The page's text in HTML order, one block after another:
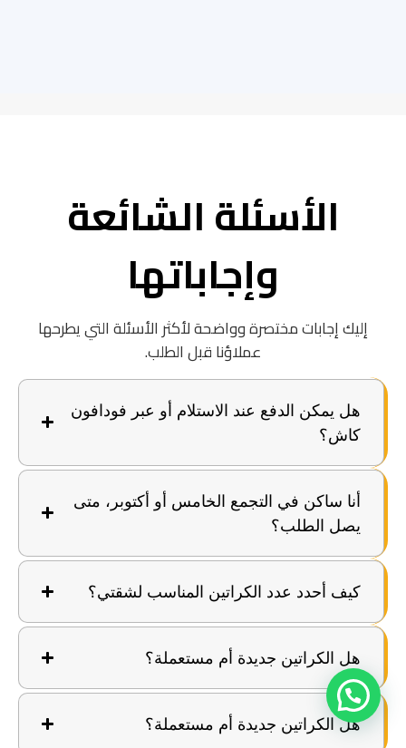
الأسئلة الشائعة
وإجاباتها
إليك إجابات مختصرة وواضحة لأكثر الأسئلة التي يطرحها
عملاؤنا قبل الطلب.
هل يمكن الدفع عند الاستلام أو عبر فودافون
كاش؟
أنا ساكن في التجمع الخامس أو أكتوبر، متى
يصل الطلب؟
كيف أحدد عدد الكراتين المناسب لشقتي؟
هل الكراتين جديدة أم مستعملة؟
هل الكراتين جديدة أم مستعملة؟